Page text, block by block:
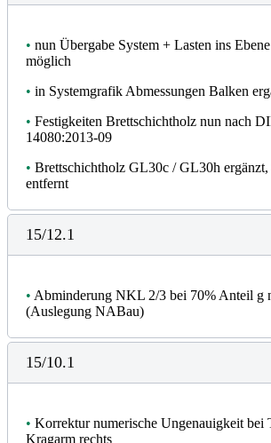
• nun Übergabe System + Lasten ins
möglich
• in Systemgrafik Abmessungen Balken
• Festigkeiten Brettschichtholz nun nach
14080:2013-09
• Brettschichtholz GL30c / GL30h
entfernt
15/12.1
• Abminderung NKL 2/3 bei 70% Anteil g
(Auslegung NABau)
15/10.1
• Korrektur numerische Ungenauigkeit bei
Kragarm rechts